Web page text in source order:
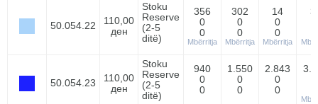
50.054.22
110,00
ден
Stoku
Reserve
(2-5
ditë)
356
0
0
Mbërritja
302
0
0
Mbërritja
14
0
0
Mbërritja
50.054.23
110,00
ден
Stoku
Reserve
(2-5
ditë)
940
0
0
1.550
0
0
2.843
0
0